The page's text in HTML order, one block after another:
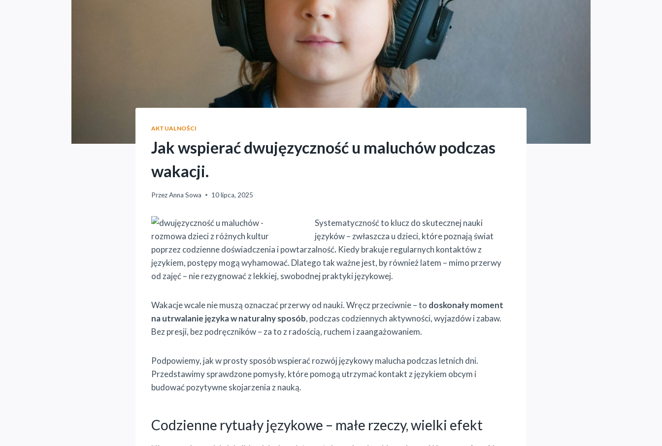
AKTUALNOŚCI
Jak wspierać dwujęzyczność u maluchów podczas
wakacji.
PrzezAnna Sowa 10 lipca, 2025
Systematyczność to klucz do skutecznej nauki
języków – zwłaszcza u dzieci, które poznają świat
poprzez codzienne doświadczenia i powtarzalność. Kiedy brakuje regularnych kontaktów z
językiem, postępy mogą wyhamować. Dlatego tak ważne jest, by również latem – mimo przerwy
od zajęć – nie rezygnować z lekkiej, swobodnej praktyki językowej.
Wakacje wcale nie muszą oznaczać przerwy od nauki. Wręcz przeciwnie – to doskonały moment
na utrwalanie języka w naturalny sposób, podczas codziennych aktywności, wyjazdów i zabaw.
Bez presji, bez podręczników – za to z radością, ruchem i zaangażowaniem.
Podpowiemy, jak w prosty sposób wspierać rozwój językowy malucha podczas letnich dni.
Przedstawimy sprawdzone pomysły, które pomogą utrzymać kontakt z językiem obcym i
budować pozytywne skojarzenia z nauką.
Codzienne rytuały językowe – małe rzeczy, wielki efekt